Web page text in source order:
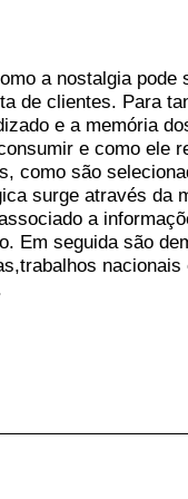
a nostalgia pode
de clientes. Para
e a memória
e como ele
como são
surge através da
a
Em seguida são